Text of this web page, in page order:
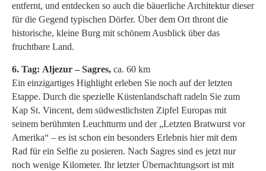
entfernt, und entdecken so auch die bäuerliche Architektur dieser
für die Gegend typischen Dörfer. Über dem Ort thront die
historische, kleine Burg mit schönem Ausblick über das
fruchtbare Land.
6. Tag: Aljezur – Sagres, ca. 60 km
Ein einzigartiges Highlight erleben Sie noch auf der letzten
Etappe. Durch die spezielle Küstenlandschaft radeln Sie zum
Kap St. Vincent, dem südwestlichsten Zipfel Europas mit
seinem berühmten Leuchtturm und der „Letzten Bratwurst vor
Amerika“ – es ist schon ein besonders Erlebnis hier mit dem
Rad für ein Selfie zu posieren. Nach Sagres sind es jetzt nur
noch wenige Kilometer. Ihr letzter Übernachtungsort ist mit